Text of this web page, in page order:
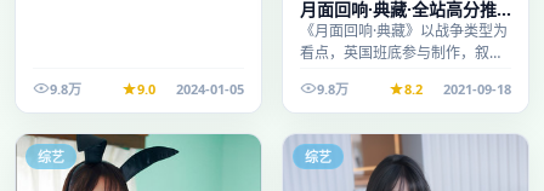
9.8万 9.0 2024-01-05
月面回响·典藏·全站高分推
荐节奏紧凑值得追看
《月面回响·典藏》以战争类型为
看点，英国班底参与制作，叙事
观看。
9.8万 8.2 2021-09-18
综艺 综艺